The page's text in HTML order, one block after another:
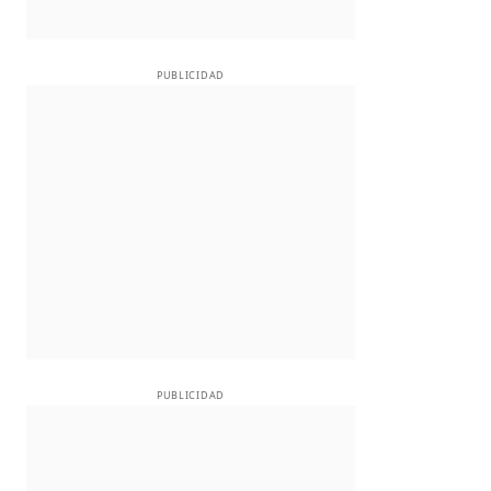
PUBLICIDAD
PUBLICIDAD